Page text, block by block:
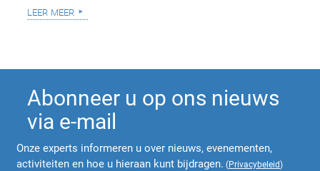
leer meer
Abonneer u op ons nieuws
via e-mail
Onze experts informeren u over nieuws, evenementen,
activiteiten en hoe u hieraan kunt bijdragen. (Privacybeleid)